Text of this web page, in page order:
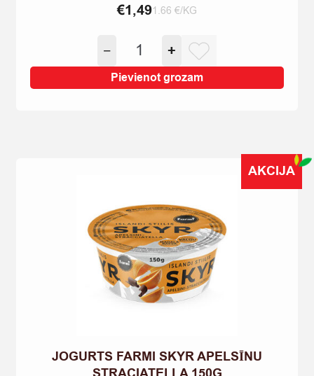
€1,491.66 €/KG
−
JOGURTS
DZERAMAIS
ALMA
AR
+
Pievienot grozam
JOGURTS FARMI SKYR APELSĪNU
AKCIJA